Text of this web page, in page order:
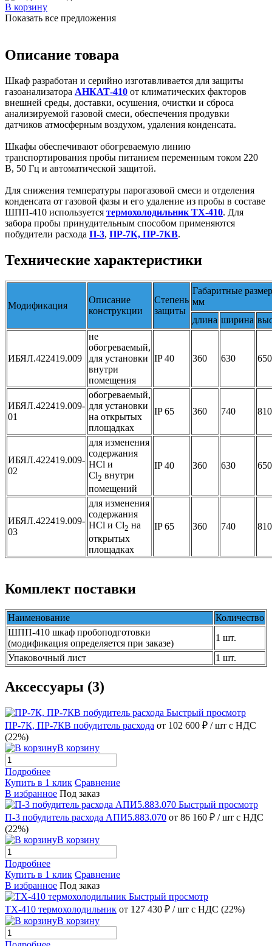
В корзину
Показать все предложения
Описание товара
Шкаф разработан и серийно изготавливается для защиты
газоанализатора АНКАТ-410 от климатических факторов
внешней среды, доставки, осушения, очистки и сброса
анализируемой газовой смеси, обеспечения продувки
датчиков атмосферным воздухом, удаления конденсата.
Шкафы обеспечивают обогреваемую линию
транспортирования пробы питанием переменным током 220
В, 50 Гц и автоматической защитой.
Для снижения температуры парогазовой смеси и отделения
конденсата от газовой фазы и его удаление из пробы в составе
ШПП-410 используется термохолодильник ТХ-410. Для
забора пробы принудительным способом применяются
побудители расхода П-3, ПР-7К, ПР-7КВ.
Технические характеристики
Модификация
Описание
конструкции
Степень
защиты
Габаритные
мм
длина ширина
ИБЯЛ.422419.009
не
обогреваемый,
для установки
внутри
помещения
IP 40 360 630 650
ИБЯЛ.422419.009-
01
обогреваемый,
для установки
на открытых
площадках
IP 65 360 740 810
ИБЯЛ.422419.009-
02
для изменения
содержания
HCl и
Cl2 внутри
помещений
IP 40 360 630 650
ИБЯЛ.422419.009-
03
для изменения
содержания
HCl и Cl2 на
открытых
площадках
IP 65 360 740 810
Комплект поставки
Наименование
Количество
ШПП-410 шкаф пробоподготовки
(модификация определяется при заказе)
1 шт.
Упаковочный лист
1 шт.
Аксессуары (3)
Быстрый просмотр
ПР-7К, ПР-7КВ побудитель расхода от 102 600 ₽ / шт с НДС
(22%)
В корзину
Подробнее
Купить в 1 клик Сравнение
В избранное Под заказ
Быстрый просмотр
П-3 побудитель расхода АПИ5.883.070 от 86 160 ₽ / шт с НДС
(22%)
В корзину
Подробнее
Купить в 1 клик Сравнение
В избранное Под заказ
Быстрый просмотр
ТХ-410 термохолодильник от 127 430 ₽ / шт с НДС (22%)
В корзину